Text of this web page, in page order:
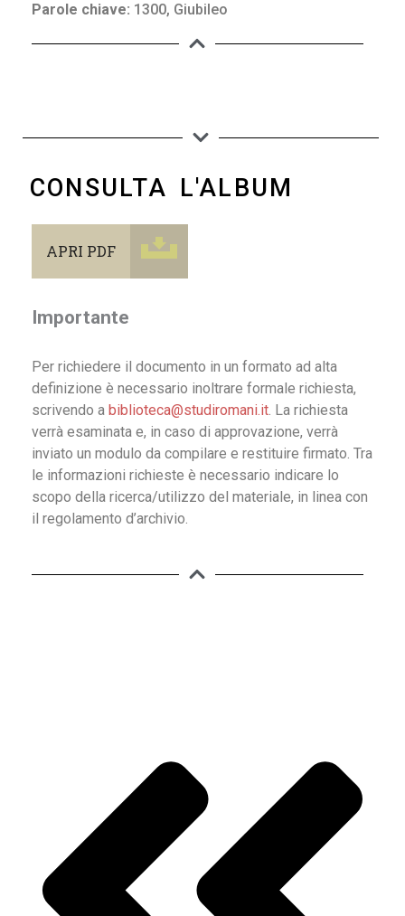
Parole chiave: 1300, Giubileo
CONSULTA L'ALBUM
APRI PDF
Importante
Per richiedere il documento in un formato ad alta
definizione è necessario inoltrare formale richiesta,
scrivendo a biblioteca@studiromani.it. La richiesta
verrà esaminata e, in caso di approvazione, verrà
inviato un modulo da compilare e restituire firmato. Tra
le informazioni richieste è necessario indicare lo
scopo della ricerca/utilizzo del materiale, in linea con
il regolamento d’archivio.